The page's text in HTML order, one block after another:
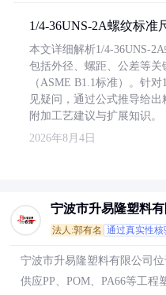
1/4-36UNS-2A螺纹标准
本文详细解析1/4-36UNS-
包括外径、螺距、公差等
（ASME B1.1标准）。针
见疑问，通过公式推导给
附加工艺建议与扩展知识。
2026年8月4日
宁波市升易隆塑料有
法人:郭有名 通过真实性核
宁波市升易隆塑料有限公司
供应PP、POM、PA66等工